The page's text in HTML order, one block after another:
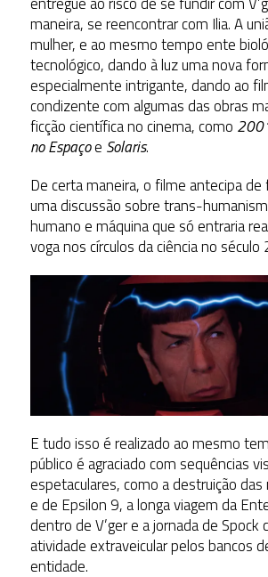
maneira, se reencontrar com Ilia. A
mulher, e ao mesmo tempo ente
tecnológico, dando à luz uma nova
especialmente intrigante, dando ao
condizente com algumas das obras
ficção científica no cinema, como
no Espaçoe Solaris.
De certa maneira, o filme antecipa
uma discussão sobre trans-
humano e máquina que só entraria
voga nos círculos da ciência no século
E tudo isso é realizado ao mesmo
público é agraciado com sequências
espetaculares, como a destruição
e de Epsilon 9, a longa viagem da
dentro de V’ger e a jornada de Spock
atividade extraveicular pelos bancos
entidade.